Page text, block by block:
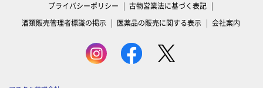
プライバシーポリシー
古物営業法に基づく表記
酒類販売管理者標識の掲示
医薬品の販売に関する表示 会社案内